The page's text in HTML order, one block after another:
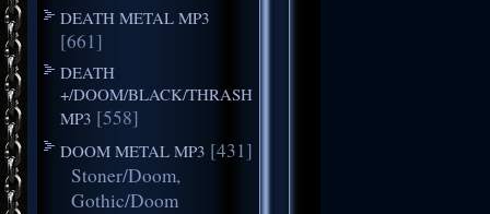
DEATH METAL MP3
[661]
DEATH
+/DOOM/BLACK/THRASH
MP3 [558]
DOOM METAL MP3 [431]
Stoner/Doom,
Gothic/Doom